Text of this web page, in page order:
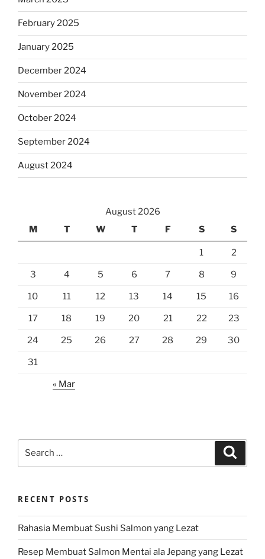
February 2025
January 2025
December 2024
November 2024
October 2024
September 2024
August 2024
August 2026
M
T W T F S S
1 2
3 4 5 6 7 8 9
10 11 12 13 14 15 16
17 18 19 20 21 22 23
24 25 26 27 28 29 30
31
« Mar
RECENT POSTS
Rahasia Membuat Sushi Salmon yang Lezat
Resep Membuat Salmon Mentai ala Jepang yang Lezat